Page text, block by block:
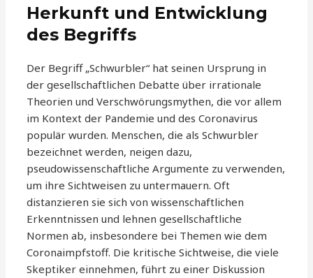
Herkunft und Entwicklung
des Begriffs
Der Begriff „Schwurbler“ hat seinen Ursprung in
der gesellschaftlichen Debatte über irrationale
Theorien und Verschwörungsmythen, die vor allem
im Kontext der Pandemie und des Coronavirus
populär wurden. Menschen, die als Schwurbler
bezeichnet werden, neigen dazu,
pseudowissenschaftliche Argumente zu verwenden,
um ihre Sichtweisen zu untermauern. Oft
distanzieren sie sich von wissenschaftlichen
Erkenntnissen und lehnen gesellschaftliche
Normen ab, insbesondere bei Themen wie dem
Coronaimpfstoff. Die kritische Sichtweise, die viele
Skeptiker einnehmen, führt zu einer Diskussion